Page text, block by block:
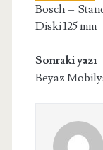
Bosch –
Diski 125 mm
Sonraki yazı
Beyaz